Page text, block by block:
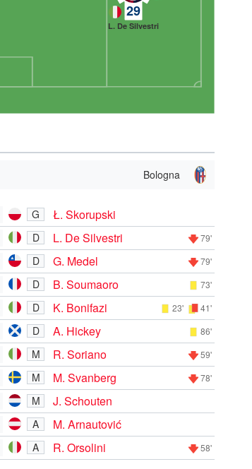
29
L. De Silvestri
Bologna
G
Ł. Skorupski
D L. De Silvestri 79'
D G. Medel 79'
D B. Soumaoro 73'
D K. Bonifazi 23' 41'
D A. Hickey 86'
M R. Soriano 59'
M M. Svanberg 78'
M
J. Schouten
A
M. Arnautović
A R. Orsolini 58'